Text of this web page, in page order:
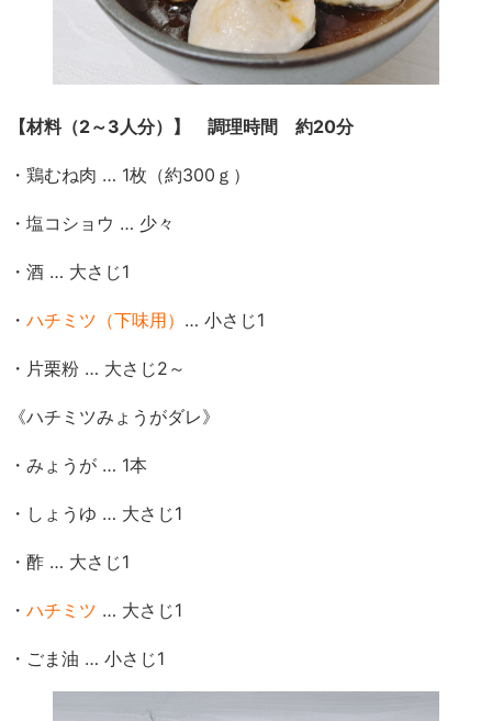
【材料（2～3人分）】 調理時間 約20分
・鶏むね肉 … 1枚（約300ｇ）
・塩コショウ … 少々
・酒 … 大さじ1
・ ハチミツ（下味用） … 小さじ1
・片栗粉 … 大さじ2～
《ハチミツみょうがダレ》
・みょうが … 1本
・しょうゆ … 大さじ1
・酢 … 大さじ1
・ ハチミツ … 大さじ1
・ごま油 … 小さじ1